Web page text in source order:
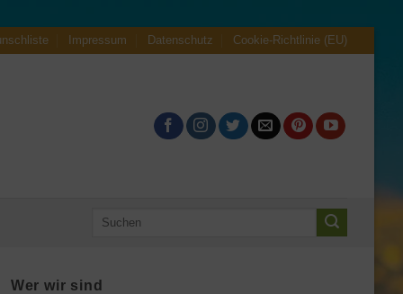
Impressum Datenschutz Cookie-Richtlinie (EU)
Suche
Wer wir sind